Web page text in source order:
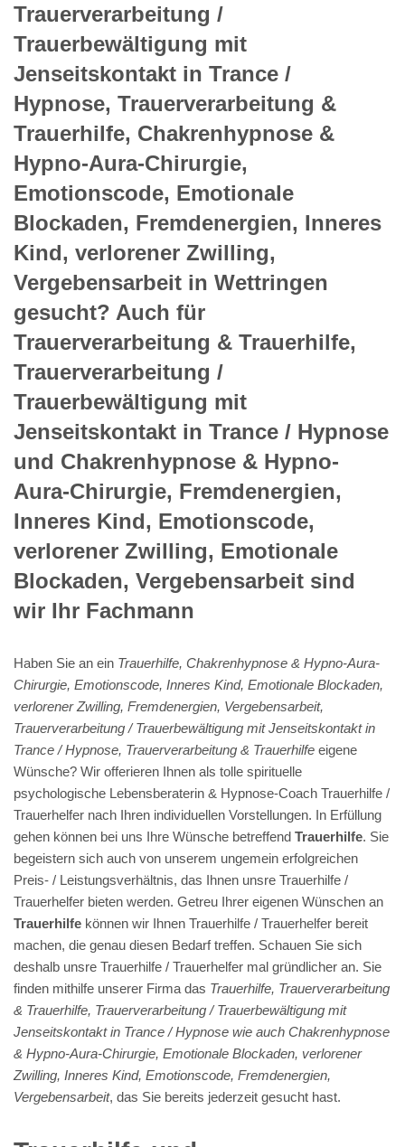
Trauerverarbeitung /
Trauerbewältigung mit
Jenseitskontakt in Trance /
Hypnose, Trauerverarbeitung &
Trauerhilfe, Chakrenhypnose &
Hypno-Aura-Chirurgie,
Emotionscode, Emotionale
Blockaden, Fremdenergien, Inneres
Kind, verlorener Zwilling,
Vergebensarbeit in Wettringen
gesucht? Auch für
Trauerverarbeitung & Trauerhilfe,
Trauerverarbeitung /
Trauerbewältigung mit
Jenseitskontakt in Trance / Hypnose
und Chakrenhypnose & Hypno-
Aura-Chirurgie, Fremdenergien,
Inneres Kind, Emotionscode,
verlorener Zwilling, Emotionale
Blockaden, Vergebensarbeit sind
wir Ihr Fachmann
Haben Sie an ein Trauerhilfe, Chakrenhypnose & Hypno-Aura-
Chirurgie, Emotionscode, Inneres Kind, Emotionale Blockaden,
verlorener Zwilling, Fremdenergien, Vergebensarbeit,
Trauerverarbeitung / Trauerbewältigung mit Jenseitskontakt in
Trance / Hypnose, Trauerverarbeitung & Trauerhilfe eigene
Wünsche? Wir offerieren Ihnen als tolle spirituelle
psychologische Lebensberaterin & Hypnose-Coach Trauerhilfe /
Trauerhelfer nach Ihren individuellen Vorstellungen. In Erfüllung
gehen können bei uns Ihre Wünsche betreffend Trauerhilfe. Sie
begeistern sich auch von unserem ungemein erfolgreichen
Preis- / Leistungsverhältnis, das Ihnen unsre Trauerhilfe /
Trauerhelfer bieten werden. Getreu Ihrer eigenen Wünschen an
Trauerhilfe können wir Ihnen Trauerhilfe / Trauerhelfer bereit
machen, die genau diesen Bedarf treffen. Schauen Sie sich
deshalb unsre Trauerhilfe / Trauerhelfer mal gründlicher an. Sie
finden mithilfe unserer Firma das Trauerhilfe, Trauerverarbeitung
& Trauerhilfe, Trauerverarbeitung / Trauerbewältigung mit
Jenseitskontakt in Trance / Hypnose wie auch Chakrenhypnose
& Hypno-Aura-Chirurgie, Emotionale Blockaden, verlorener
Zwilling, Inneres Kind, Emotionscode, Fremdenergien,
Vergebensarbeit, das Sie bereits jederzeit gesucht hast.